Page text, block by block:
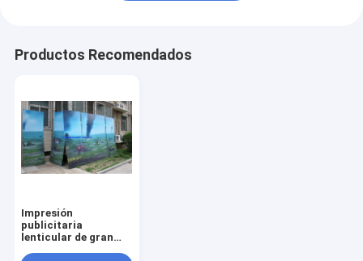
Productos Recomendados
Impresión
publicitaria
lenticular de gran